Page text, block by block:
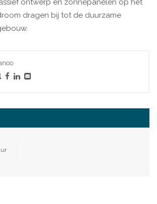
ontwerp en zonnepanelen op het
dragen bij tot de duurzame